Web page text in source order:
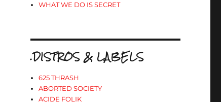
WHAT WE DO IS SECRET
.DISTROS & LABELS
625 THRASH
ABORTED SOCIETY
ACIDE FOLIK